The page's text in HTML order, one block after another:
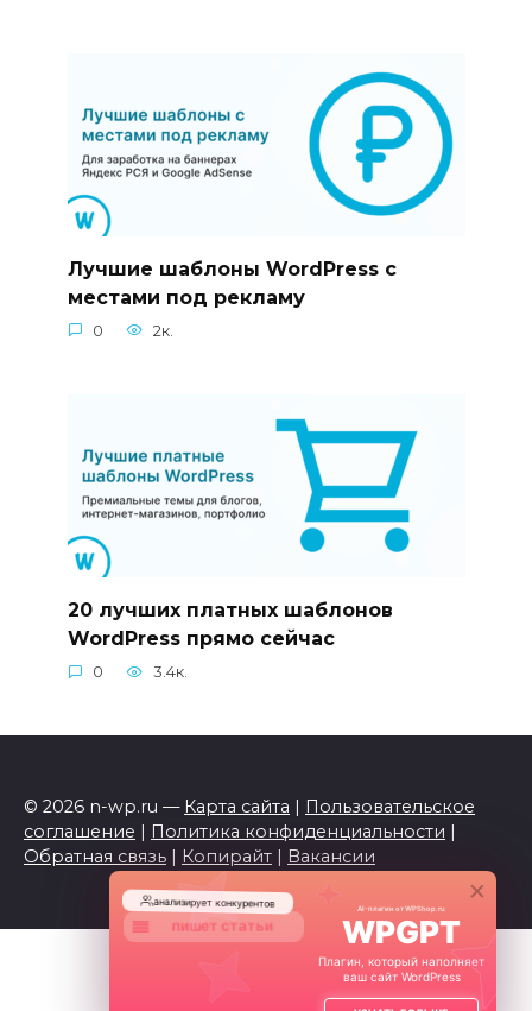
Лучшие шаблоны WordPress с
местами под рекламу
0 2к.
20 лучших платных шаблонов
WordPress прямо сейчас
0 3.4к.
© 2026 n-wp.ru — Карта сайта | Пользовательское
соглашение | Политика конфиденциальности |
Обратная связь | Копирайт | Вакансии
×
AI-плагин от WPShop.ru
анализирует конкурентов
пишет статьи WPGPT
Плагин, который наполняет
ваш сайт WordPress